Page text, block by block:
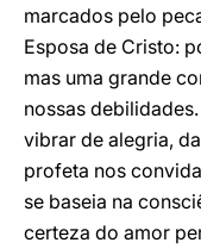
marcados pelo
Esposa de Cristo:
mas uma grande
nossas
vibrar de alegria,
profeta nos
se baseia na
certeza do amor